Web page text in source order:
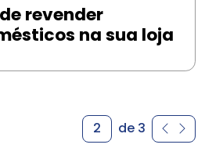
revender
na sua loja
2 de 3